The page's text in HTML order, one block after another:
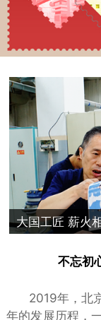
大国工匠 薪火
不忘初
2019年，北
年的发展历程，